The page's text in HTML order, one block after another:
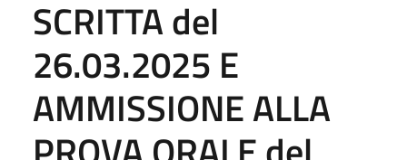
SCRITTA del
26.03.2025 E
AMMISSIONE ALLA